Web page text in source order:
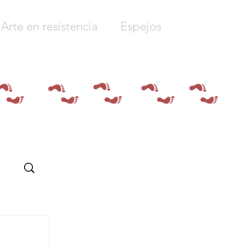
Arte en resistencia Espejos